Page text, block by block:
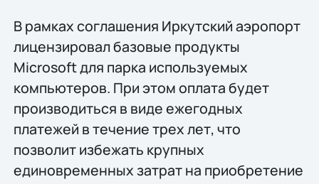
В рамках соглашения Иркутский аэропорт
лицензировал базовые продукты
Microsoft для парка используемых
компьютеров. При этом оплата будет
производиться в виде ежегодных
платежей в течение трех лет, что
позволит избежать крупных
единовременных затрат на приобретение